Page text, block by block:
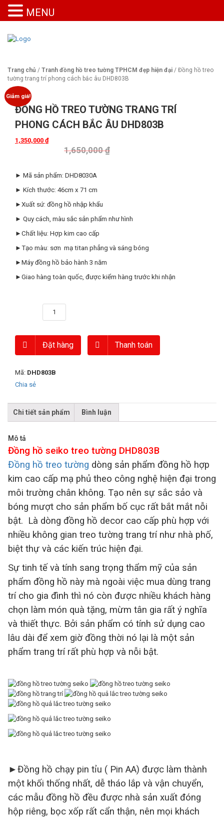
Trang chủ / Tranh đồng hồ treo tường TPHCM đẹp hiện đại / Đồng hồ treo
tường trang trí phong cách bắc âu DHD803B
Giảm giá!
ĐỒNG HỒ TREO TƯỜNG TRANG TRÍ
PHONG CÁCH BẮC ÂU DHD803B
1,650,000₫
1,350,000 ₫
► Mã sản phẩm: DHD8030A
► Kích thước: 46cm x 71 cm
►Xuất sứ: đồng hồ nhập khẩu
► Quy cách, màu sắc sản phẩm như hình
►Chất liệu: Hợp kim cao cấp
►Tạo màu: sơn mạ titan phẳng và sáng bóng
►Máy đồng hồ bảo hành 3 năm
►Giao hàng toàn quốc, được kiểm hàng trước khi nhận
Đặt hàng Thanh toán
Mã: DHD803B
Chia sẻ
Chi tiết sản phẩm Bình luận
Mô tả
Đồng hồ seiko treo tường DHD803B
Đồng hồ treo tường dòng sản phẩm đồng hồ hợp
kim cao cấp mạ phủ theo công nghệ hiện đại trong
môi trường chân không. Tạo nên sự sắc sảo và
bóng mượt cho sản phẩm bố cục rất bắt mắt nỗi
bật. Là dòng đồng hồ decor cao cấp phù hợp với
nhiều không gian treo tường trang trí như nhà phố,
biệt thự và các kiến trúc hiện đại.
Sự tinh tế và tính sang trọng thẩm mỹ của sản
phẩm đồng hồ này mà ngoài việc mua dùng trang
trí cho gia đình thì nó còn được nhiều khách hàng
chọn làm món quà tặng, mừm tân gia rất ý nghĩa
và thiết thực. Bởi sản phẩm có tính sử dụng cao
lâu dài để xem giờ đồng thời nó lại là một sản
phẩm trang trí rất phù hợp và nỗi bật.
►Đồng hồ chạy pin tỉu ( Pin AA) được làm thành
một khối thống nhất, dễ tháo lắp và vận chuyển,
các mẫu đồng hồ đều được nhà sản xuất đóng
hộp riêng, bọc xốp rất cẩn thận, nên mọi khách
MENU